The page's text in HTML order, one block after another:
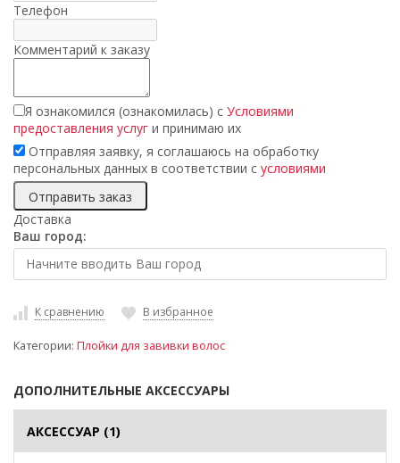
Телефон
Комментарий к заказу
Я ознакомился (ознакомилась) с Условиями
предоставления услуг и принимаю их
Отправляя заявку, я соглашаюсь на обработку
персональных данных в соответствии с условиями
Доставка
Ваш город:
К сравнению В избранное
Категории: Плойки для завивки волос
ДОПОЛНИТЕЛЬНЫЕ АКСЕССУАРЫ
АКСЕССУАР (1)